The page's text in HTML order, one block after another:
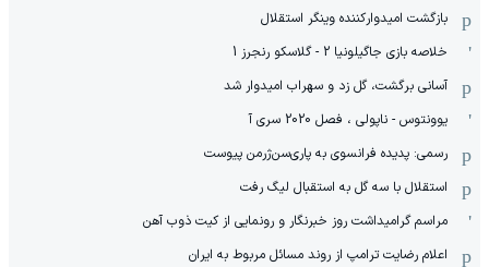
بازگشت امیدوارکننده وینگر استقلال
خلاصه بازی جاگیلونیا 2 - گلاسکو رنجرز 1
آسانی برگشت، گل زد و سهراب امیدوار شد
یوونتوس - ناپولی ، فصل 2020 سری آ
رسمی: پدیده فرانسوی به پاری‌سن‌ژرمن پیوست
استقلال با سه گل به استقبال لیگ رفت
مراسم گرامیداشت روز خبرنگار و رونمایی از کیت ذوب آهن
اعلام رضایت ترامپ از روند مسائل مربوط به ایران